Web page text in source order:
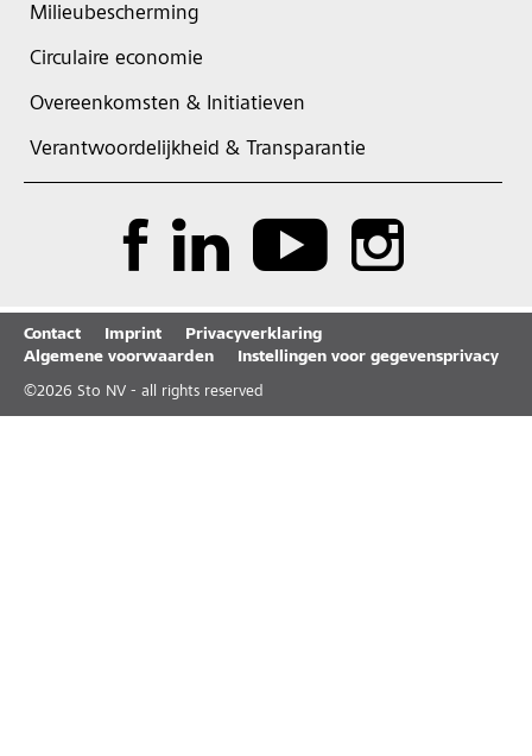
Milieubescherming
Circulaire economie
Overeenkomsten & Initiatieven
Verantwoordelijkheid & Transparantie
Contact Imprint
Privacyverklaring
Algemene voorwaarden
Instellingen voor gegevensprivacy
©2026 Sto NV - all rights reserved